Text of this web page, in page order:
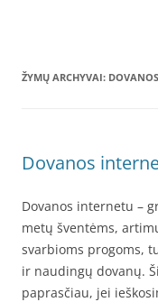
ŽYMŲ ARCHYVAI:
Dovanos
Dovanos internetu –
metų šventėms,
svarbioms progoms,
ir naudingų dovanų.
paprasčiau, jei